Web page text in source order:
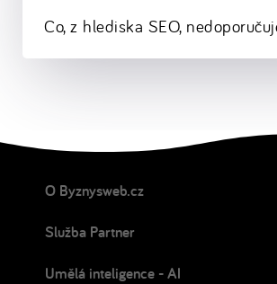
Co, z hlediska SEO,
O Byznysweb.cz
Služba Partner
Umělá inteligence - AI